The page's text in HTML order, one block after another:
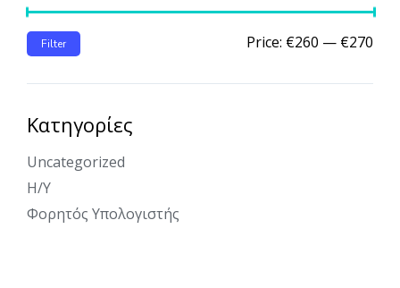
Filter Price: €260 — €270
Κατηγορίες
Uncategorized
Η/Υ
Φορητός Υπολογιστής